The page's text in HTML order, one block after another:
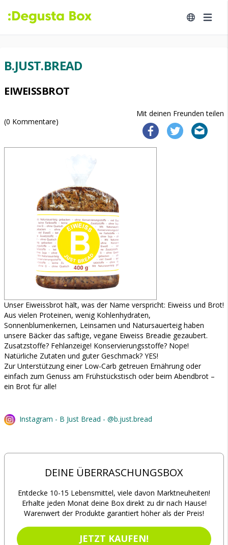
B.JUST.BREAD
EIWEISSBROT
Mit deinen Freunden teilen
(0 Kommentare)
Unser Eiweissbrot hält, was der Name verspricht: Eiweiss und Brot!
Aus vielen Proteinen, wenig Kohlenhydraten,
Sonnenblumenkernen, Leinsamen und Natursauerteig haben
unsere Bäcker das saftige, vegane Eiweiss Breadie gezaubert.
Zusatzstoffe? Fehlanzeige! Konservierungsstoffe? Nope!
Natürliche Zutaten und guter Geschmack? YES!
Zur Unterstützung einer Low-Carb getreuen Ernährung oder
einfach zum Genuss am Frühstückstisch oder beim Abendbrot –
ein Brot für alle!
Instagram - B Just Bread - @b.just.bread
DEINE ÜBERRASCHUNGSBOX
Entdecke 10-15 Lebensmittel, viele davon Marktneuheiten!
Erhalte jeden Monat deine Box direkt zu dir nach Hause!
Warenwert der Produkte garantiert höher als der Preis!
JETZT KAUFEN!